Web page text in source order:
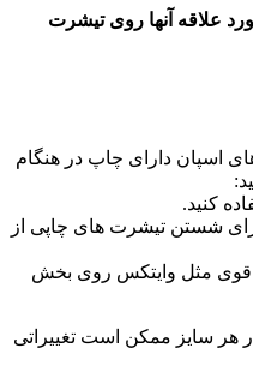
علاقه آنها روی تیشرت
اسپان دارای چاپ در هنگام
کنید.
شستن تیشرت های چاپی از
قوی مثل وایتکس روی بخش
هر سایز ممکن است تغییراتی